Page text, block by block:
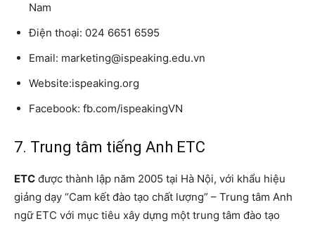
Nam
Điện thoại: 024 6651 6595
Email: marketing@ispeaking.edu.vn
Website:ispeaking.org
Facebook: fb.com/ispeakingVN
7. Trung tâm tiếng Anh ETC
ETC được thành lập năm 2005 tại Hà Nội, với khẩu hiệu
giảng dạy “Cam kết đào tạo chất lượng” – Trung tâm Anh
ngữ ETC với mục tiêu xây dựng một trung tâm đào tạo